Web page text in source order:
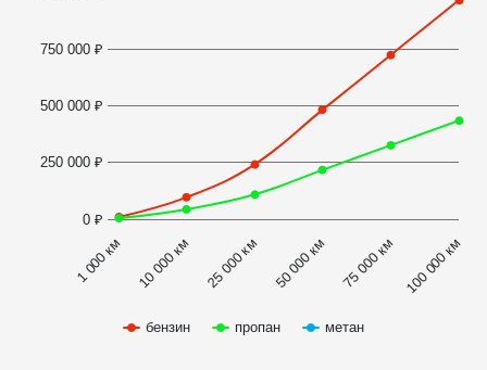
бензин пропан метан
1 000 км 10 000 км 25 000 км 50 000 км 75 000 км 100 000 км
0 ₽
250 000 ₽
500 000 ₽
750 000 ₽